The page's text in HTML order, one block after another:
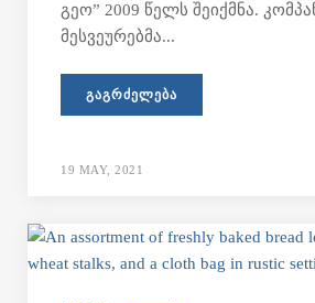
გეო” 2009 წელს შეიქმნა.
მესვეურებმა...
ᲒᲐᲒᲠᲫᲔᲚᲔᲑᲐ
19 MAY, 2021